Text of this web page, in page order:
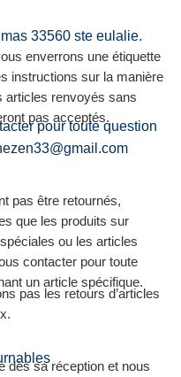
33560 ste eulalie.
enverrons une étiquette
instructions sur la manière
articles renvoyés sans
pas acceptés.
pour toute question
pas être retournés,
que les produits sur
ou les articles
contacter pour toute
un article spécifique.
pas les retours d’articles
dès sa réception et nous